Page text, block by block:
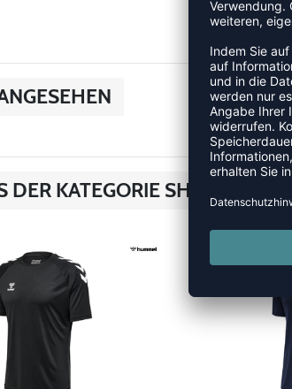
DER KATEGORIE SHIRTS
-55%